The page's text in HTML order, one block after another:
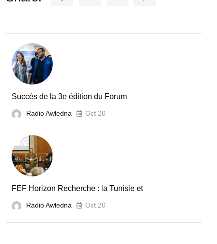
le
Tunisie
Succès de la 3e édition du Forum
Radio Awledna Oct 20
FEF Horizon Recherche : la Tunisie et
Radio Awledna Oct 20